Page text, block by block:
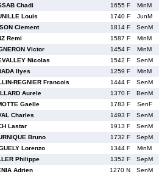
Chadi 1655 F
MinM
Louis 1740 F
JunM
Clement 1814 F
SenM
Remi 1587 F
MinM
Victor 1454 F
MinM
Nicolas 1542 F
SenM
Ilyes 1259 F
MinM
REGNIER Francois 1444 F
SenM
Aurele 1370 F
BenM
Gaelle 1783 F
SenF
Charles 1493 F
SenM
Lastar 1913 F
SenM
Bruno 1732 F
SepM
Lorenzo 1344 F
MinM
Philippe 1352 F
SepM
Adrien 1270 N
SenM